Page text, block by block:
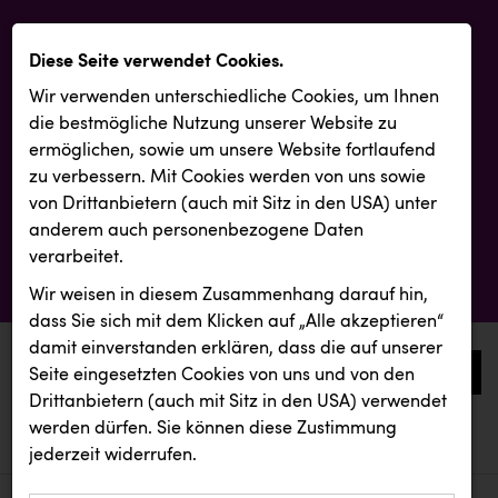
0
aktuelle aussendungen
aktuelle aussendungen
Diese Seite verwendet Cookies.
Wir verwenden unterschiedliche Cookies, um Ihnen
die best­mögliche Nutzung unserer Website zu
ermöglichen, sowie um unsere Website fortlaufend
zu verbessern. Mit Cookies werden von uns sowie
von Drittanbietern (auch mit Sitz in den USA) unter
anderem auch personenbezogene Daten
verarbeitet.
Wir weisen in diesem Zusammenhang darauf hin,
dass Sie sich mit dem Klicken auf „Alle akzeptieren“
damit ein­ver­standen erklären, dass die auf unserer
Seite eingesetzten Cookies von uns und von den
Drittanbietern (auch mit Sitz in den USA) verwendet
werden dürfen. Sie können diese Zustimmung
jederzeit widerrufen.